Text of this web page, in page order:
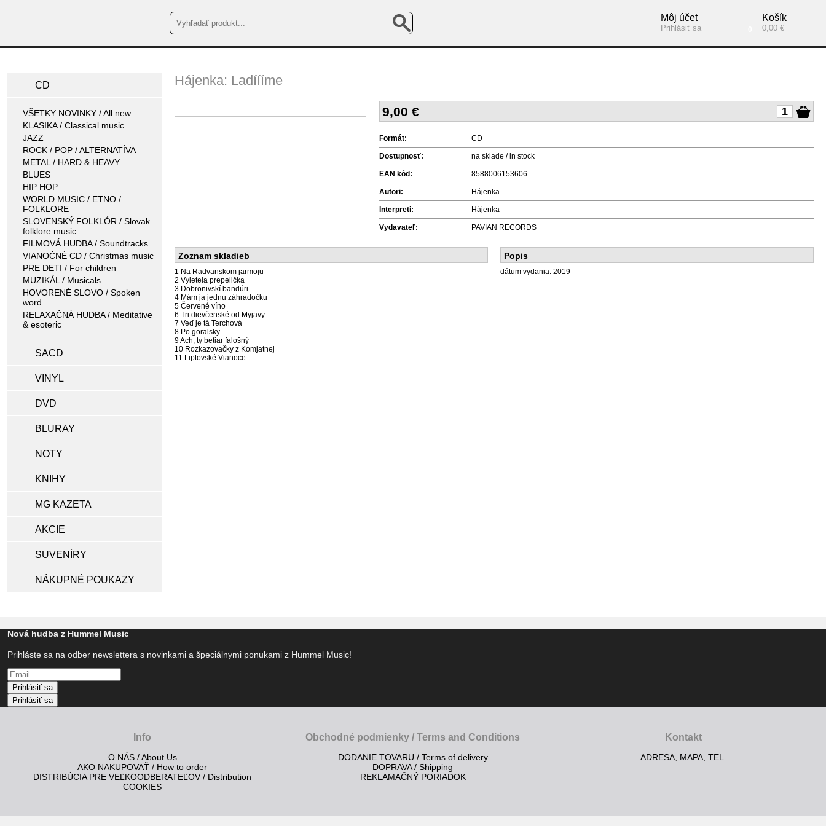
Košík
0,00 €
Môj účet
Prihlásiť sa
CD
VŠETKY NOVINKY / All new
KLASIKA / Classical music
JAZZ
ROCK / POP / ALTERNATÍVA
METAL / HARD & HEAVY
BLUES
HIP HOP
WORLD MUSIC / ETNO /
FOLKLORE
SLOVENSKÝ FOLKLÓR / Slovak
folklore music
FILMOVÁ HUDBA / Soundtracks
VIANOČNÉ CD / Christmas music
PRE DETI / For children
MUZIKÁL / Musicals
HOVORENÉ SLOVO / Spoken
word
RELAXAČNÁ HUDBA / Meditative
& esoteric
SACD
VINYL
DVD
BLURAY
NOTY
KNIHY
MG KAZETA
AKCIE
SUVENÍRY
NÁKUPNÉ POUKAZY
Hájenka: Ladíííme
9,00 €
Formát: CD
Dostupnosť: na sklade / in stock
EAN kód: 8588006153606
Autori: Hájenka
Interpreti: Hájenka
Vydavateľ: PAVIAN RECORDS
Zoznam skladieb
1 Na Radvanskom jarmoju
2 Vyletela prepelička
3 Dobronivskí bandúri
4 Mám ja jednu záhradočku
5 Červené víno
6 Tri dievčenské od Myjavy
7 Veď je tá Terchová
8 Po goralsky
9 Ach, ty betiar falošný
10 Rozkazovačky z Komjatnej
11 Liptovské Vianoce
Popis
dátum vydania: 2019
Nová hudba z Hummel Music
Prihláste sa na odber newslettera s novinkami a špeciálnymi ponukami z Hummel Music!
Prihlásiť sa
Prihlásiť sa
Info
O NÁS / About Us
AKO NAKUPOVAŤ / How to order
DISTRIBÚCIA PRE VEĽKOODBERATEĽOV / Distribution
COOKIES
Obchodné podmienky / Terms and Conditions
DODANIE TOVARU / Terms of delivery
DOPRAVA / Shipping
REKLAMAČNÝ PORIADOK
Kontakt
ADRESA, MAPA, TEL.